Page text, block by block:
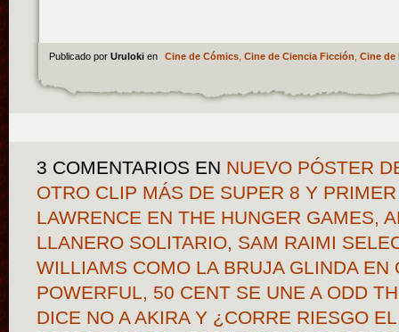
Publicado por Uruloki en Cine de Cómics, Cine de Ciencia Ficción Cine de
3 COMENTARIOS EN NUEVO PÓSTER
OTRO CLIP MÁS DE SUPER 8 Y
LAWRENCE EN THE HUNGER GAMES,
LLANERO SOLITARIO, SAM RAIMI
WILLIAMS COMO LA BRUJA GLINDA EN
POWERFUL, 50 CENT SE UNE A ODD
DICE NO A AKIRA Y ¿CORRE RIESGO